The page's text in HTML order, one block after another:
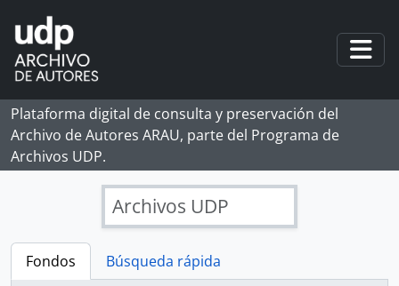
Skip to main content
Plataforma digital de consulta y preservación del
Archivo de Autores ARAU, parte del Programa de
Archivos UDP.
Archivos UDP
Fondos
Búsqueda rápida